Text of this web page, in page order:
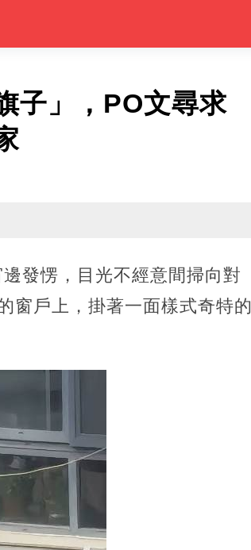
子」，PO文尋求
發愣，目光不經意間掃向對
戶上，掛著一面樣式奇特的